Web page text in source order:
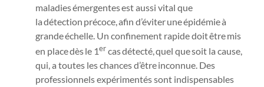
maladies émergentes est aussi vital que
la détection précoce, afin d’éviter une épidémie à
grande échelle. Un confinement rapide doit être mis
en place dès le 1ercas détecté, quel que soit la cause,
qui, a toutes les chances d’être inconnue. Des
professionnels expérimentés sont indispensables